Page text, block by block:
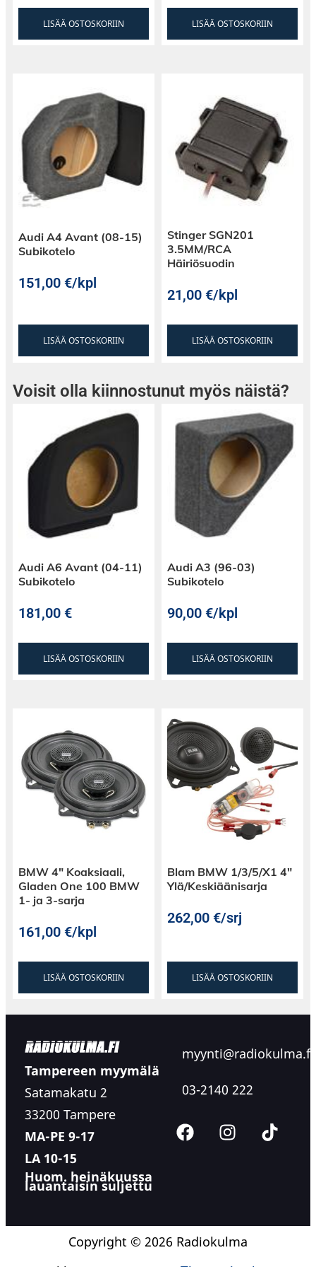
55024: 2010
- FCC-hyväksyntä ANSI C63.4-2003
seurantaan. Sitä ei saa käyttää sytytyksellä
(K15), jolloin kamera voi vahingoittua
ylikuumenemisen vuoksi.
LISÄÄ OSTOSKORIIN LISÄÄ OSTOSKORIIN
Audi A4 Avant (08-15)
Subikotelo
151,00€/kpl
LISÄÄ OSTOSKORIIN
Stinger SGN201
3.5MM/RCA
Häiriösuodin
21,00€/kpl
LISÄÄ OSTOSKORIIN
Voisit olla kiinnostunut myös näistä?
Audi A6 Avant (04-11)
Subikotelo
181,00€
LISÄÄ OSTOSKORIIN
Audi A3 (96-03)
Subikotelo
90,00€/kpl
LISÄÄ OSTOSKORIIN
BMW 4″ Koaksiaali,
Gladen One 100 BMW
1- ja 3-sarja
161,00€/kpl
LISÄÄ OSTOSKORIIN
Blam BMW 1/3/5/X1 4″
Ylä/Keskiäänisarja
262,00€/srj
LISÄÄ OSTOSKORIIN
Tampereen myymälä
Satamakatu 2
33200 Tampere
MA-PE 9-17
LA 10-15
Huom. heinäkuussa
lauantaisin suljettu
myynti@radiokulma.fi
03-2140 222
Copyright © 2026 Radiokulma